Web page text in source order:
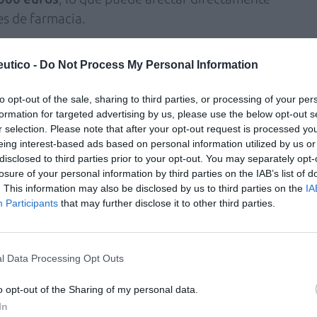
- Do Not Process My Personal Information
opt-out of the sale, sharing to third parties, or processing of your
for targeted advertising by us, please use the below opt-out
selection. Please note that after your opt-out request is processed
interest-based ads based on personal information utilized by us
to third parties prior to your opt-out. You may separately
of your personal information by third parties on the IAB’s list of
This information may also be disclosed by us to third parties on the
Participants that may further disclose it to other third parties.
Data Processing Opt Outs
opt-out of the Sharing of my personal data.
de farmacia.
del titular. En este sentido, solo Cataluña
tramos de IRPF, mientras que el resto de
anteriores.
de determinadas medidas de interés
lareducción del 20 % por inicio de actividad
, aplicable a mejoras en el
gratuita en este
fiscales que pueden tener un impacto
detalle todas las claves del IRPF 2025 y